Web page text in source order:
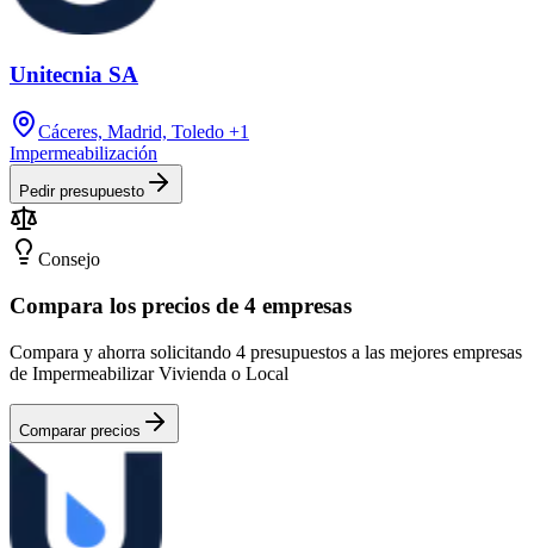
Unitecnia SA
Cáceres, Madrid, Toledo +1
Impermeabilización
Pedir presupuesto
Consejo
Compara los precios de 4 empresas
Compara y ahorra solicitando 4 presupuestos a las mejores empresas
de Impermeabilizar Vivienda o Local
Comparar precios